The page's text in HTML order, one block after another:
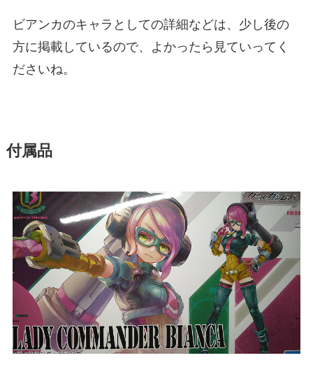
ビアンカのキャラとしての詳細などは、少し後の
方に掲載しているので、よかったら見ていってく
ださいね。
付属品